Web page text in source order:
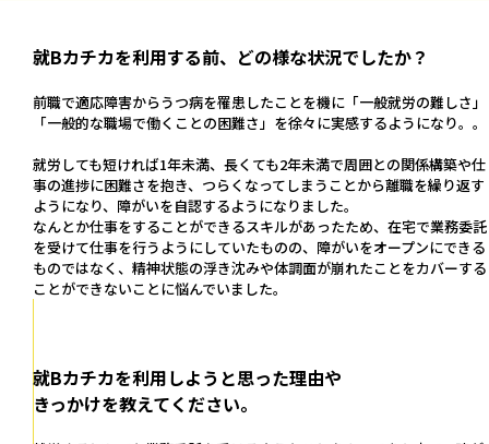
就Bカチカを利用する前、どの様な状況でしたか？
前職で適応障害からうつ病を罹患したことを機に「一般就労の難しさ」
「一般的な職場で働くことの困難さ」を徐々に実感するようになり。。
就労しても短ければ1年未満、長くても2年未満で周囲との関係構築や仕
事の進捗に困難さを抱き、つらくなってしまうことから離職を繰り返す
ようになり、障がいを自認するようになりました。
なんとか仕事をすることができるスキルがあったため、在宅で業務委託
を受けて仕事を行うようにしていたものの、障がいをオープンにできる
ものではなく、精神状態の浮き沈みや体調面が崩れたことをカバーする
ことができないことに悩んでいました。
就Bカチカを利用しようと思った理由や
きっかけを教えてください。